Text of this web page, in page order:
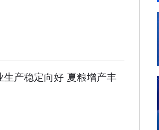
产稳定向好 夏粮增产丰